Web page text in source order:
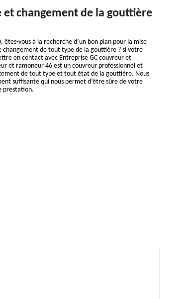
changement de la gouttière
êtes-vous à la recherche d’un bon plan pour la mise
changement de tout type de la gouttière ? si votre
en contact avec Entreprise GC couvreur et
et ramoneur 46 est un couvreur professionnel et
de tout type et tout état de la gouttière. Nous
suffisante qui nous permet d’être sûre de votre
prestation.